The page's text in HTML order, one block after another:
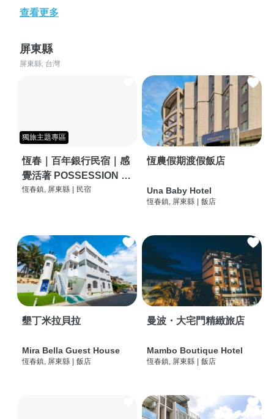
查看更多
屏東縣
屏東縣, 台灣
獨旅主題專區
恆春｜百年銀行民宿｜感
覺活著 POSSESSION |
背包客棧 | 恆春必住特色
恆春鎮, 屏東縣 民宿
恆農假期渡假飯店
Una Baby Hotel
恆春鎮, 屏東縣 飯店
墾丁米拉貝拉
Mira Bella Guest House
恆春鎮, 屏東縣 飯店
曼波・大宅門精緻旅店
Mambo Boutique Hotel
恆春鎮, 屏東縣 飯店